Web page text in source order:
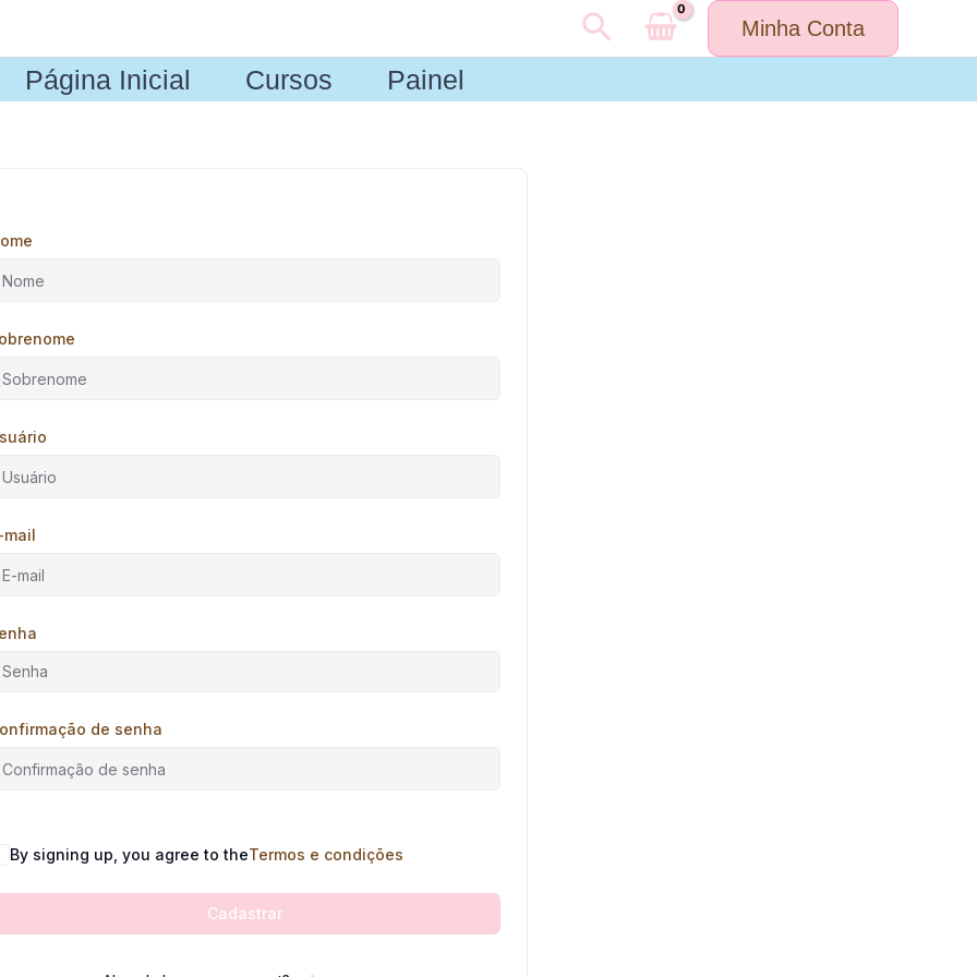
Pesquisar Minha Conta
Página Inicial Cursos Painel
mail
de senha
By signing up, you agree to theTermos e condições
Cadastrar